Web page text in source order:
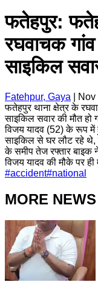
फतेहपुर:
रघवाचक
साइकिल
Fatehpur, Gaya
Nov
फतेहपुर थाना क्षेत्र के
साइकिल सवार की मौत हो
विजय यादव (52) के रूप में
साइकिल से घर लौट रहे
के समीप तेज रफ्तार बाइक
विजय यादव की मौके पर ही
#accident#national
MORE NEWS